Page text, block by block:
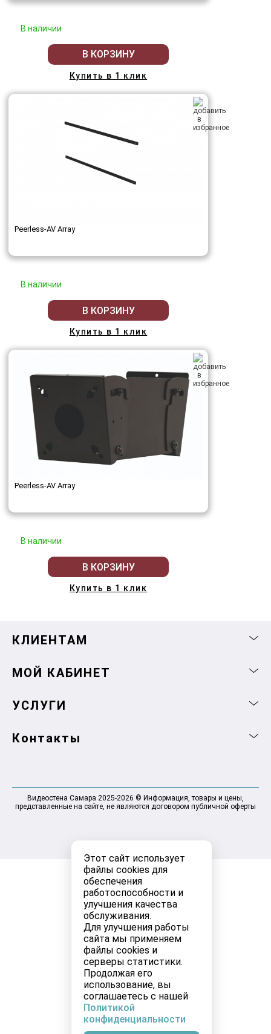
Этот сайт использует
файлы cookies для
обеспечения
работоспособности и
улучшения качества
обслуживания.
Для улучшения работы
сайта мы применяем
файлы cookies и
серверы статистики.
Продолжая его
использование, вы
соглашаетесь с нашей
Политикой
конфиденциальности
В наличии
В КОРЗИНУ
Купить в 1 клик
Peerless-AV Array
В наличии
В КОРЗИНУ
Купить в 1 клик
Peerless-AV Array
В наличии
В КОРЗИНУ
Купить в 1 клик
КЛИЕНТАМ
МОЙ КАБИНЕТ
УСЛУГИ
Контакты
Видеостена Самара 2025-2026 © Информация, товары и цены,
представленные на сайте, не являются договором публичной оферты